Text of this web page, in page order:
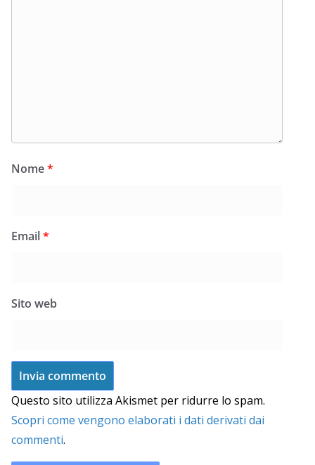
Nome*
Email*
Sito web
Questo sito utilizza Akismet per ridurre lo spam.
Scopri come vengono elaborati i dati derivati dai
commenti.